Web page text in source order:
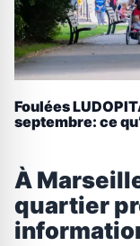
Foulées
septembre: ce
À
quartier